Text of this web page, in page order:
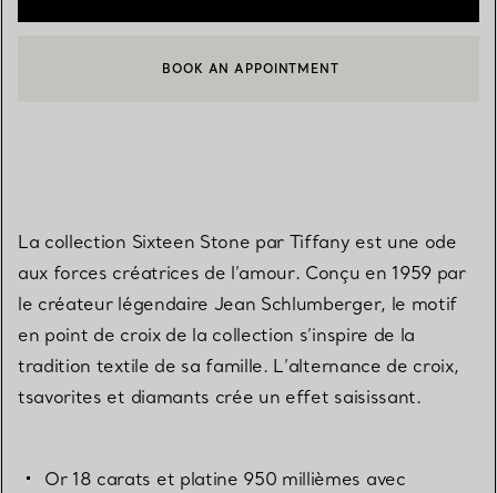
CONTACTER UN CONSEILLER CLIENT OU PRENDRE RENDEZ-
BOOK AN APPOINTMENT
La collection Sixteen Stone par Tiffany est une ode
aux forces créatrices de l’amour. Conçu en 1959 par
le créateur légendaire Jean Schlumberger, le motif
en point de croix de la collection s’inspire de la
tradition textile de sa famille. L’alternance de croix,
tsavorites et diamants crée un effet saisissant.
Or 18 carats et platine 950 millièmes avec